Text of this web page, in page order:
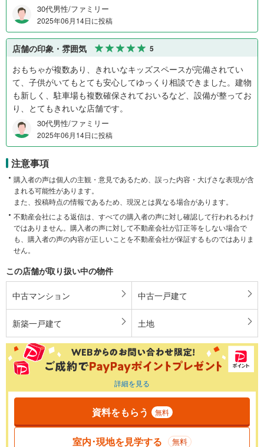
30代男性/ファミリー
2025年06月14日に投稿
店舗の印象・雰囲気 5
おもちゃが複数あり、きれいなキッズスペースが完備されてい
て、子供がいてもとても安心してゆっくり相談できました。建物
も新しく、駐車場も複数確保されておいるなど、設備が整ってお
り、とてもきれいな店舗です。
30代男性/ファミリー
2025年06月14日に投稿
注意事項
購入者の声は個人の主観・意見であるため、誤った内容・大げさな表現が含
まれる可能性があります。
また、投稿時点の情報であるため、現況とは異なる場合があります。
不動産会社による返信は、すべての購入者の声に対し確認して行われるわけ
ではありません。購入者の声に対して不動産会社が訂正等をしない場合で
も、購入者の声の内容が正しいことを不動産会社が保証するものではありま
せん。
この店舗が取り扱い中の物件
中古マンション 中古一戸建て
新築一戸建て 土地
詳細を見る
資料をもらう 無料
室内･現地を見学する 無料